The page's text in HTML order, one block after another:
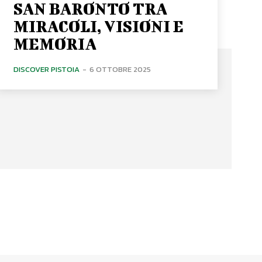
SAN BARONTO TRA
MIRACOLI, VISIONI E
MEMORIA
DISCOVER PISTOIA - 6 OTTOBRE 2025